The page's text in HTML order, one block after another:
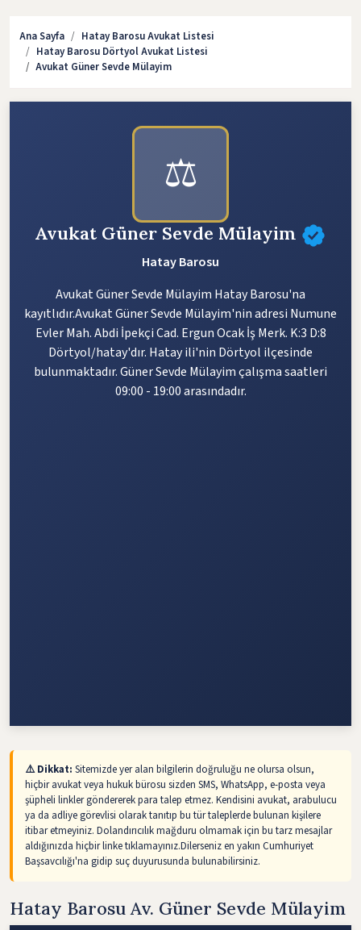
Ana Sayfa
Hatay Barosu Avukat Listesi
Hatay Barosu Dörtyol Avukat Listesi
Avukat Güner Sevde Mülayim
⚖️
Avukat Güner Sevde Mülayim
Hatay Barosu
Avukat Güner Sevde Mülayim Hatay Barosu'na
kayıtlıdır.Avukat Güner Sevde Mülayim'nin adresi Numune
Evler Mah. Abdi İpekçi Cad. Ergun Ocak İş Merk. K:3 D:8
Dörtyol/hatay'dır. Hatay ili'nin Dörtyol ilçesinde
bulunmaktadır. Güner Sevde Mülayim çalışma saatleri
09:00 - 19:00 arasındadır.
⚠️ Dikkat: Sitemizde yer alan bilgilerin doğruluğu ne olursa olsun,
hiçbir avukat veya hukuk bürosu sizden SMS, WhatsApp, e-posta veya
şüpheli linkler göndererek para talep etmez. Kendisini avukat, arabulucu
ya da adliye görevlisi olarak tanıtıp bu tür taleplerde bulunan kişilere
itibar etmeyiniz. Dolandırıcılık mağduru olmamak için bu tarz mesajlar
aldığınızda hiçbir linke tıklamayınız.Dilerseniz en yakın Cumhuriyet
Başsavcılığı'na gidip suç duyurusunda bulunabilirsiniz.
Hatay Barosu Av. Güner Sevde Mülayim